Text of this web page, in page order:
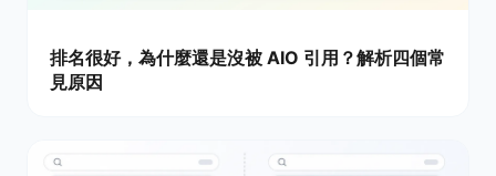
排名很好，為什麼還是沒被 AIO 引用？解析四個常
見原因